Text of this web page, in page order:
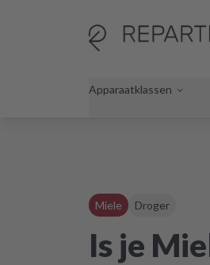
Apparaatklassen
Miele Droger
Is je